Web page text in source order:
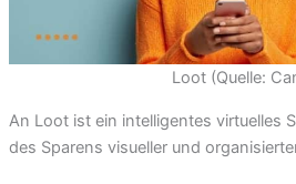
Loot (Quelle:
An Loot ist ein intelligentes virtuelles
des Sparens visueller und